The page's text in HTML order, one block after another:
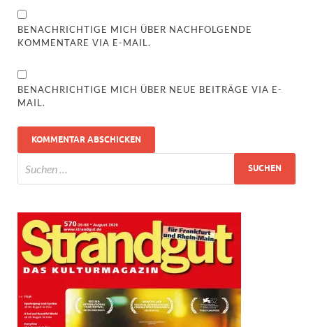
BENACHRICHTIGE MICH ÜBER NACHFOLGENDE
KOMMENTARE VIA E-MAIL.
BENACHRICHTIGE MICH ÜBER NEUE BEITRÄGE VIA E-
MAIL.